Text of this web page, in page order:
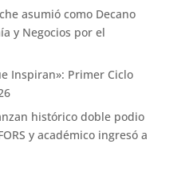
asumió como Decano
y Negocios por el
Inspiran»: Primer Ciclo
histórico doble podio
y académico ingresó a